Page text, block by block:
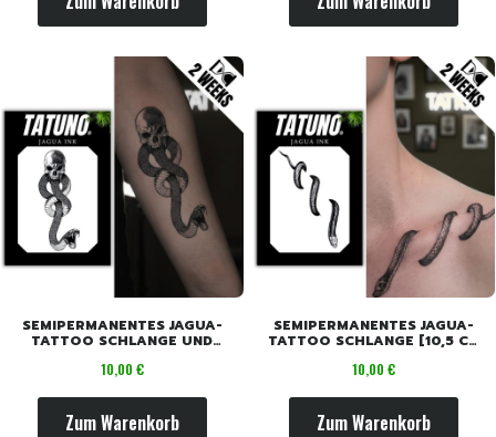
SEMIPERMANENTES JAGUA-
TATTOO SCHLANGE UND
CM]
Preis
10,00 €
Zum Warenkorb
SEMIPERMANENTES JAGUA-
TATTOO SCHLANGE [10,5 CM
Preis
10,00 €
Zum Warenkorb